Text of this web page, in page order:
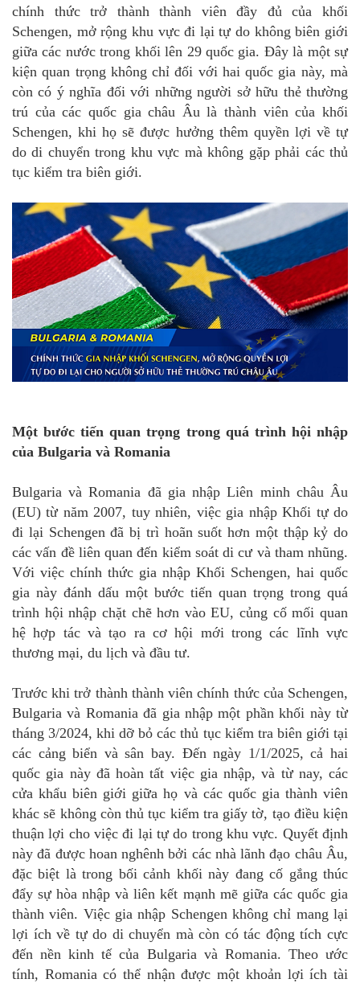
chính thức trở thành thành viên đầy đủ của khối
Schengen, mở rộng khu vực đi lại tự do không biên giới
giữa các nước trong khối lên 29 quốc gia. Đây là một sự
kiện quan trọng không chỉ đối với hai quốc gia này, mà
còn có ý nghĩa đối với những người sở hữu thẻ thường
trú của các quốc gia châu Âu là thành viên của khối
Schengen, khi họ sẽ được hưởng thêm quyền lợi về tự
do di chuyển trong khu vực mà không gặp phải các thủ
tục kiểm tra biên giới.
Một bước tiến quan trọng trong quá trình hội nhập
của Bulgaria và Romania
Bulgaria và Romania đã gia nhập Liên minh châu Âu
(EU) từ năm 2007, tuy nhiên, việc gia nhập Khối tự do
đi lại Schengen đã bị trì hoãn suốt hơn một thập kỷ do
các vấn đề liên quan đến kiểm soát di cư và tham nhũng.
Với việc chính thức gia nhập Khối Schengen, hai quốc
gia này đánh dấu một bước tiến quan trọng trong quá
trình hội nhập chặt chẽ hơn vào EU, củng cố mối quan
hệ hợp tác và tạo ra cơ hội mới trong các lĩnh vực
thương mại, du lịch và đầu tư.
Trước khi trở thành thành viên chính thức của Schengen,
Bulgaria và Romania đã gia nhập một phần khối này từ
tháng 3/2024, khi dỡ bỏ các thủ tục kiểm tra biên giới tại
các cảng biển và sân bay. Đến ngày 1/1/2025, cả hai
quốc gia này đã hoàn tất việc gia nhập, và từ nay, các
cửa khẩu biên giới giữa họ và các quốc gia thành viên
khác sẽ không còn thủ tục kiểm tra giấy tờ, tạo điều kiện
thuận lợi cho việc đi lại tự do trong khu vực. Quyết định
này đã được hoan nghênh bởi các nhà lãnh đạo châu Âu,
đặc biệt là trong bối cảnh khối này đang cố gắng thúc
đẩy sự hòa nhập và liên kết mạnh mẽ giữa các quốc gia
thành viên. Việc gia nhập Schengen không chỉ mang lại
lợi ích về tự do di chuyển mà còn có tác động tích cực
đến nền kinh tế của Bulgaria và Romania. Theo ước
tính, Romania có thể nhận được một khoản lợi ích tài